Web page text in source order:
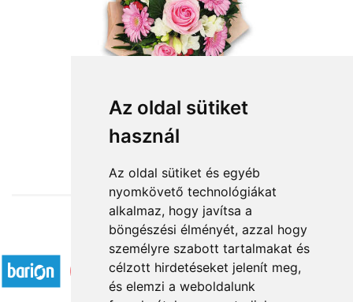
Az oldal sütiket
használ
Az oldal sütiket és egyéb
nyomkövető technológiákat
alkalmaz, hogy javítsa a
böngészési élményét, azzal hogy
személyre szabott tartalmakat és
célzott hirdetéseket jelenít meg,
és elemzi a weboldalunk
Rózsaszín Harmónia
23 060 Ft-tól
Elfogadott fizetési módok